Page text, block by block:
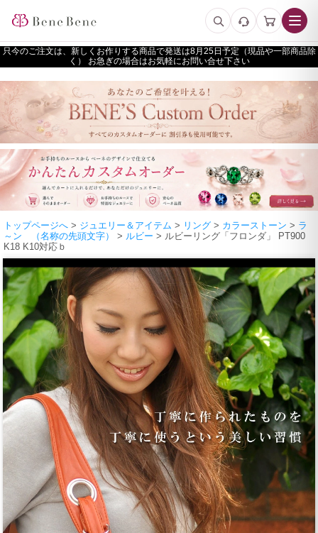
只今のご注文は、新しくお作りする商品で発送は
予定（現品や一部商品除
く） お急ぎの場合はお気軽にお問い合せ下さい
トップページへ > ジュエリー＆アイテム > リング > カラーストーン > ラ
～ン （名称の先頭文字）
> ルビー > ルビーリング「フロンダ」 PT900
K18 K10対応ｂ